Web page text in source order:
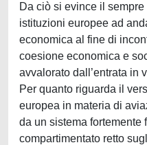
Da ciò si evince il
istituzioni europee ad
economica al fine di
coesione economica e
avvalorato dall’entrata in
Per quanto riguarda il
europea in materia di
da un sistema fortemente
compartimentato retto